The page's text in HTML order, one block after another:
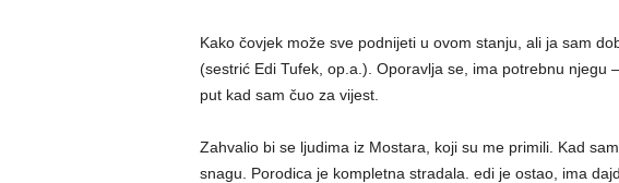
Kako čovjek može sve podnijeti u ovom stanju, ali ja sam
(sestrić Edi Tufek, op.a.). Oporavlja se, ima potrebnu njegu
put kad sam čuo za vijest.
Zahvalio bi se ljudima iz Mostara, koji su me primili. Kad
snagu. Porodica je kompletna stradala. edi je ostao, ima